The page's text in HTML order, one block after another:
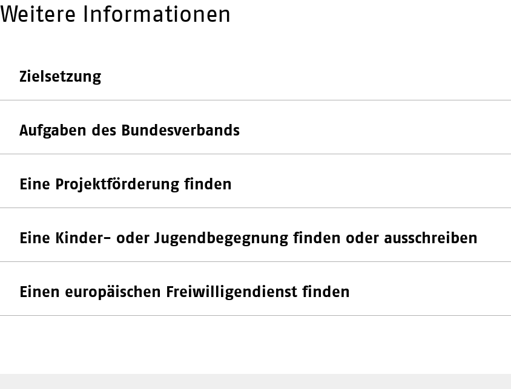
Weitere Informationen
Zielsetzung
Aufgaben des Bundesverbands
Eine Projektförderung finden
Eine Kinder- oder Jugendbegegnung finden oder ausschreiben
Einen europäischen Freiwilligendienst finden